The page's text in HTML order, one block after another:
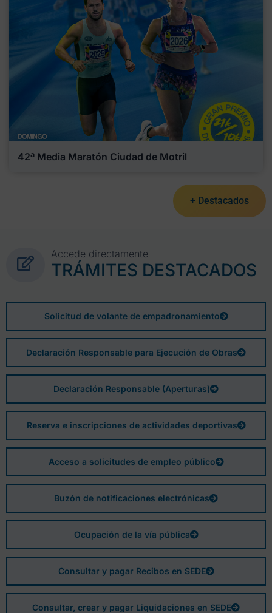
42ª Media Maratón Ciudad de Motril
+ Destacados
Accede directamente
TRÁMITES DESTACADOS
Solicitud de volante de empadronamiento
Declaración Responsable para Ejecución de Obras
Declaración Responsable (Aperturas)
Reserva e inscripciones de actividades deportivas
Acceso a solicitudes de empleo público
Buzón de notificaciones electrónicas
Ocupación de la vía pública
Consultar y pagar Recibos en SEDE
Consultar, crear y pagar Liquidaciones en SEDE